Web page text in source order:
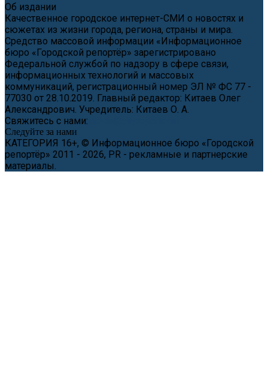
Об издании
Качественное городское интернет-СМИ о новостях и
сюжетах из жизни города, региона, страны и мира.
Средство массовой информации «Информационное
бюро «Городской репортёр» зарегистрировано
Федеральной службой по надзору в сфере связи,
информационных технологий и массовых
коммуникаций, регистрационный номер ЭЛ № ФС 77 -
77030 от 28.10.2019. Главный редактор: Китаев Олег
Александрович. Учредитель: Китаев О. А.
Свяжитесь с нами:
Следуйте за нами
КАТЕГОРИЯ 16+, © Информационное бюро «Городской
репортёр» 2011 - 2026, PR - рекламные и партнерские
материалы.